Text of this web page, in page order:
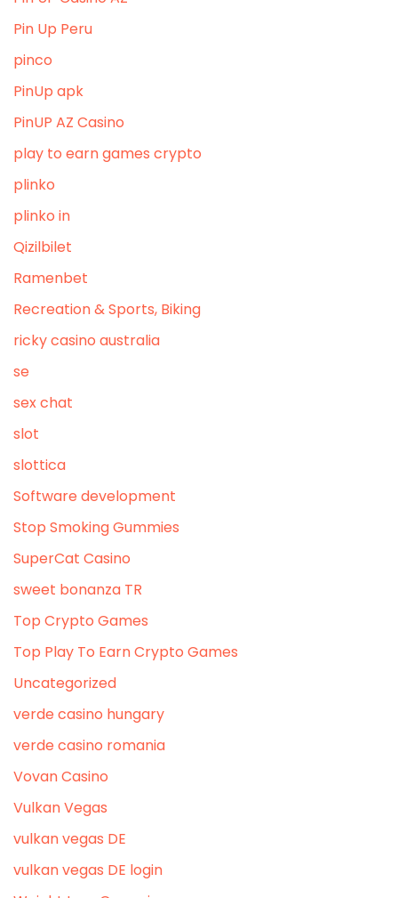
Pin Up Peru
pinco
PinUp apk
PinUP AZ Casino
play to earn games crypto
plinko
plinko in
Qizilbilet
Ramenbet
Recreation & Sports, Biking
ricky casino australia
se
sex chat
slot
slottica
Software development
Stop Smoking Gummies
SuperCat Casino
sweet bonanza TR
Top Crypto Games
Top Play To Earn Crypto Games
Uncategorized
verde casino hungary
verde casino romania
Vovan Casino
Vulkan Vegas
vulkan vegas DE
vulkan vegas DE login